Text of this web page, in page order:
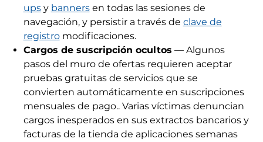
upsy bannersen todas las sesiones de
navegación, y persistir a través de clave de
registromodificaciones.
Cargos de suscripción ocultos — Algunos
pasos del muro de ofertas requieren aceptar
pruebas gratuitas de servicios que se
convierten automáticamente en suscripciones
mensuales de pago.. Varias víctimas denuncian
cargos inesperados en sus extractos bancarios y
facturas de la tienda de aplicaciones semanas